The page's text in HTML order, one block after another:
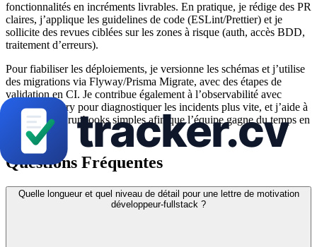
fonctionnalités en incréments livrables. En pratique, je rédige des PR
claires, j’applique les guidelines de code (ESLint/Prettier) et je
sollicite des revues ciblées sur les zones à risque (auth, accès BDD,
traitement d’erreurs).
Pour fiabiliser les déploiements, je versionne les schémas et j’utilise
des migrations via Flyway/Prisma Migrate, avec des étapes de
validation en CI. Je contribue également à l’observabilité avec
OpenTelemetry pour diagnostiquer les incidents plus vite, et j’aide à
maintenir des runbooks simples afin que l’équipe gagne du temps en
exploitation.
Questions Fréquentes
Quelle longueur et quel niveau de détail pour une lettre de motivation
développeur-fullstack ?